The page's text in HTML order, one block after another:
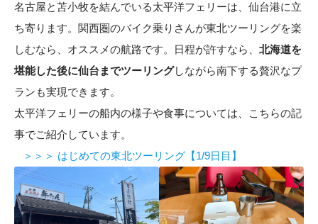
名古屋と苫小牧を結んでいる太平洋フェリーは、仙台港に立
ち寄ります。関西圏のバイク乗りさんが東北ツーリングを楽
しむなら、オススメの航路です。日程が許すなら、 北海道を
堪能した後に仙台までツーリングしながら南下する贅沢なプ
ランも実現できます。
太平洋フェリーの船内の様子や食事については、こちらの記
事でご紹介しています。
＞＞＞ はじめての東北ツーリング【1/9日目】